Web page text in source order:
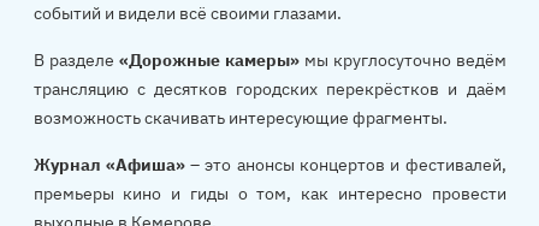
событий и видели всё своими глазами.
В разделе «Дорожные камеры»мы круглосуточно ведём
трансляцию с десятков городских перекрёстков и даём
возможность скачивать интересующие фрагменты.
Журнал «Афиша»– это анонсы концертов и фестивалей,
премьеры кино и гиды о том, как интересно провести